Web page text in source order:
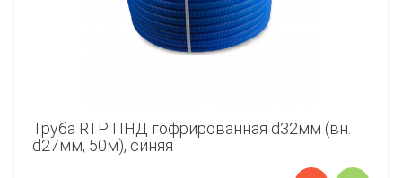
Труба RTP ПНД гофрированная d32мм (вн.
d27мм, 50м), синяя